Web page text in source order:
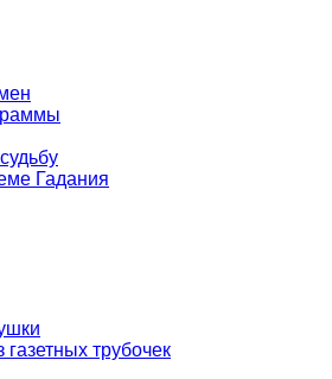
Гадания
газетных трубочек